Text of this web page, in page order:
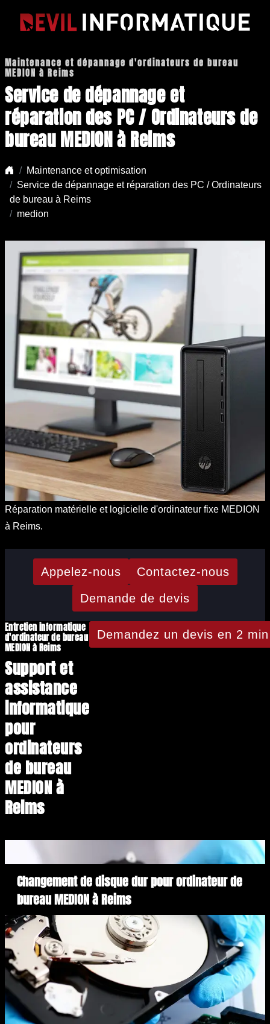
Maintenance et dépannage d'ordinateurs de bureau
MEDION à Reims
Service de dépannage et
réparation des PC / Ordinateurs de
bureau MEDION à Reims
Maintenance et optimisation
Service de dépannage et réparation des PC / Ordinateurs
de bureau à Reims
medion
Réparation matérielle et logicielle d'ordinateur fixe MEDION
à Reims.
Appelez-nous
Contactez-nous
Demande de devis
Entretien informatique
d'ordinateur de bureau
MEDION à Reims
Support et
assistance
informatique
pour
ordinateurs
de bureau
MEDION à
Reims
Demandez un devis en 2 min
Changement de disque dur pour ordinateur de
bureau MEDION à Reims